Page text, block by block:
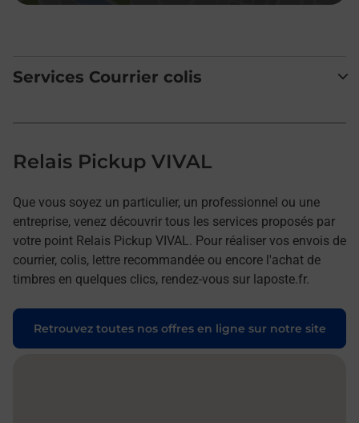
Services Courrier colis
Relais Pickup VIVAL
Que vous soyez un particulier, un professionnel ou une
entreprise, venez découvrir tous les services proposés par
votre point Relais Pickup VIVAL. Pour réaliser vos envois de
courrier, colis, lettre recommandée ou encore l'achat de
timbres en quelques clics, rendez-vous sur laposte.fr.
Retrouvez toutes nos offres en ligne sur notre site